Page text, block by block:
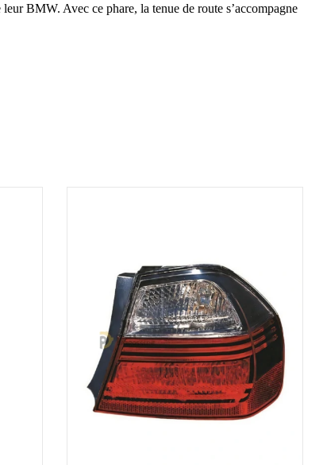
BMW. Avec ce phare, la tenue de route s’accompagne